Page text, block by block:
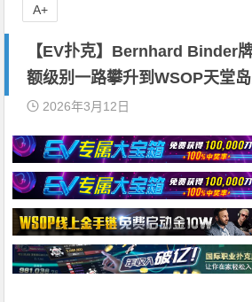
【EV扑克】Bernhard Binder
额级别一路攀升到WSOP天堂岛
2026年3月12日
A+